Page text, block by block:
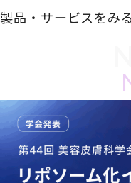
製品・サービスをみる